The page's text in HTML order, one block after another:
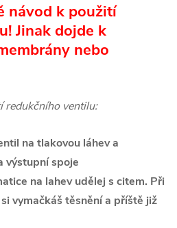
návod k použití
Jinak dojde k
nebo
redukčního ventilu:
na tlakovou láhev a
výstupní spoje
na lahev udělej s citem. Při
vymačkáš těsnění a příště již